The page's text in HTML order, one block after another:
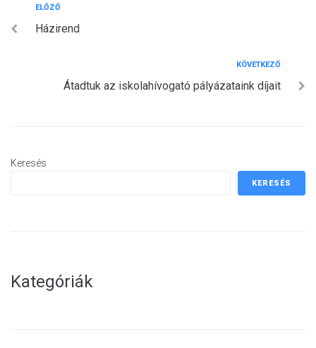
Bejegyzés
navigáció
Előző
ELŐZŐ
Házirend
KÖVETKEZŐ
Átadtuk az iskolahívogató pályázataink díjait
Keresés
KERESÉS
Kategóriák